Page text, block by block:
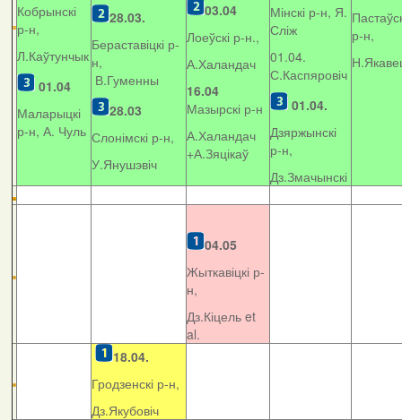
Кобрынскі
р-н,
Л.Каўтунчык
01.04
Маларыцкі
р-н, А. Чуль
28.03.
Бераставіцкі р-
н,
В.Гуменны
28.03
Слонімскі р-н,
У.Янушэвіч
03.04
Лоеўскі р-н.,
А.Халандач
16.04
Мазырскі р-н
А.Халандач
+А.Зяцікаў
Мінскі р-н, Я.
Сліж
01.04.
С.Каспяровіч
01.04.
Дзяржынскі
р-н,
Дз.Змачынскі
р-н,
04.05
Жыткавіцкі р-
н,
Дз.Кіцель et
al.
18.04.
Гродзенскі р-н,
Дз.Якубовіч